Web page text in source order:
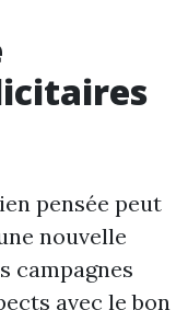
pensée peut
nouvelle
campagnes
avec le bon